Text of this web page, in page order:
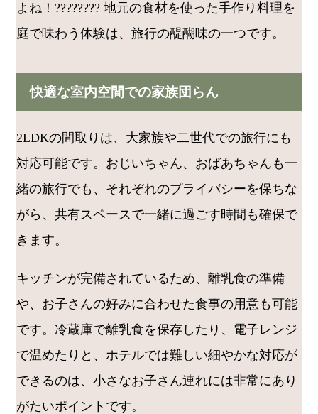
よね！???????? 地元の食材を使った手作り料理を
庭で味わう体験は、旅行の醍醐味の一つです。
快適な室内空間での家族団らん
2LDKの間取りは、大家族や二世代での旅行にも
対応可能です。おじいちゃん、おばあちゃんも一
緒の旅行でも、それぞれのプライバシーを保ちな
がら、共有スペースで一緒に過ごす時間も確保で
きます。
キッチンが完備されているため、離乳食の準備
や、お子さんの好みに合わせた食事の用意も可能
です。冷蔵庫で離乳食を保存したり、電子レンジ
で温めたりと、ホテルでは難しい細やかな対応が
できるのは、小さなお子さん連れには非常にあり
がたいポイントです。